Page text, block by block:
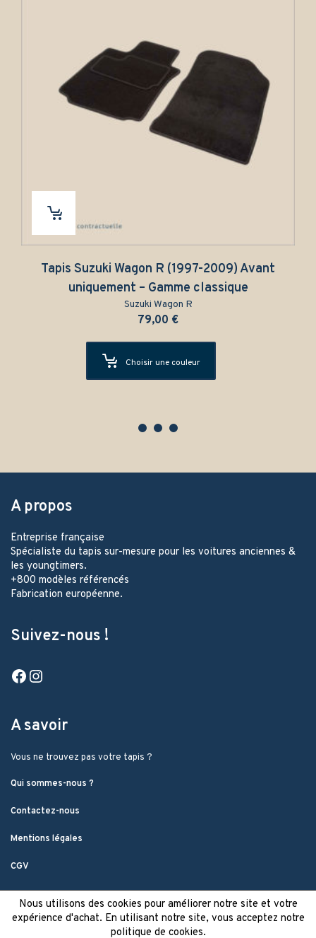
Tapis Suzuki Wagon R (1997-2009) Avant
uniquement – Gamme classique
Suzuki Wagon R
€
Choisir une couleur
A propos
Entreprise française
Spécialiste du tapis sur-mesure pour les voitures anciennes &
les youngtimers.
+800 modèles référencés
Fabrication européenne.
Suivez-nous !
Facebook
A savoir
Vous ne trouvez pas votre tapis ?
Qui sommes-nous ?
Contactez-nous
Mentions légales
CGV
Nous utilisons des cookies pour améliorer notre site et votre
expérience d'achat. En utilisant notre site, vous acceptez notre
politique de cookies.